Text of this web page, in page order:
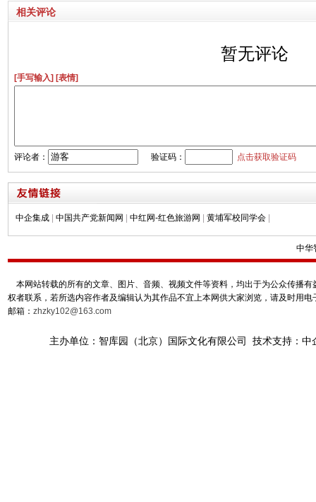
相关评论
暂无评论
[手写输入] [表情]
评论者： 验证码： 点击获取验证码
中企集成 | 中国共产党新闻网 | 中红网-红色旅游网 | 黄埔军校同学会 |
中华
本网站转载的所有的文章、图片、音频、视频文件等资料，均出于为公众传播
权者联系，若所选内容作者及编辑认为其作品不宜上本网供大家浏览，请及时用
邮箱： zhzky102@163.com
主办单位：智库园（北京）国际文化有限公司 技术支持：